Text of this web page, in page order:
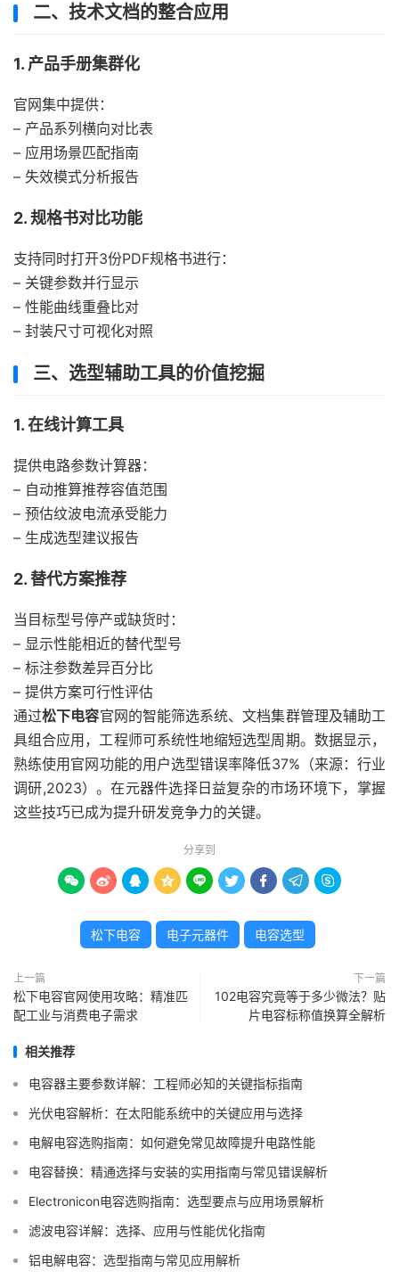
二、技术文档的整合应用
1. 产品手册集群化
官网集中提供：
– 产品系列横向对比表
– 应用场景匹配指南
– 失效模式分析报告
2. 规格书对比功能
支持同时打开3份PDF规格书进行：
– 关键参数并行显示
– 性能曲线重叠比对
– 封装尺寸可视化对照
三、选型辅助工具的价值挖掘
1. 在线计算工具
提供电路参数计算器：
– 自动推算推荐容值范围
– 预估纹波电流承受能力
– 生成选型建议报告
2. 替代方案推荐
当目标型号停产或缺货时：
– 显示性能相近的替代型号
– 标注参数差异百分比
– 提供方案可行性评估
通过松下电容官网的智能筛选系统、文档集群管理及辅助工
具组合应用，工程师可系统性地缩短选型周期。数据显示，
熟练使用官网功能的用户选型错误率降低37%（来源：行业
调研,2023）。在元器件选择日益复杂的市场环境下，掌握
这些技巧已成为提升研发竞争力的关键。
分享到
        
松下电容 电子元器件 电容选型
上一篇
松下电容官网使用攻略：精准匹
配工业与消费电子需求
下一篇
102电容究竟等于多少微法？贴
片电容标称值换算全解析
相关推荐
电容器主要参数详解：工程师必知的关键指标指南
光伏电容解析：在太阳能系统中的关键应用与选择
电解电容选购指南：如何避免常见故障提升电路性能
电容替换：精通选择与安装的实用指南与常见错误解析
Electronicon电容选购指南：选型要点与应用场景解析
滤波电容详解：选择、应用与性能优化指南
铝电解电容：选型指南与常见应用解析